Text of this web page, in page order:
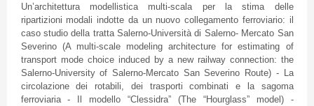
Un’architettura
modellistica multi-scalaper lastima
delle
ripartizioni modali indotte daun nuovo collegamento ferroviario: il
casostudiodella tratta Salerno-Università di Salerno- Mercato San
Severino(A multi-scale modeling architecture for estimating of
transport mode choice induced by a new railway connection: the
Salerno-University of Salerno-MercatoSanSeverino Route) - La
circolazione
dei rotabili, dei trasporti combinati e la sagoma
ferroviaria- Il modello “Clessidra” (The “Hourglass” model) -